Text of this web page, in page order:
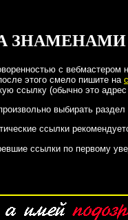
ЗНАМЕНАМИ
с вебмастером
этого смело пишите на
ссылку (обычно это адрес
выбирать
ссылки
ссылки по первому